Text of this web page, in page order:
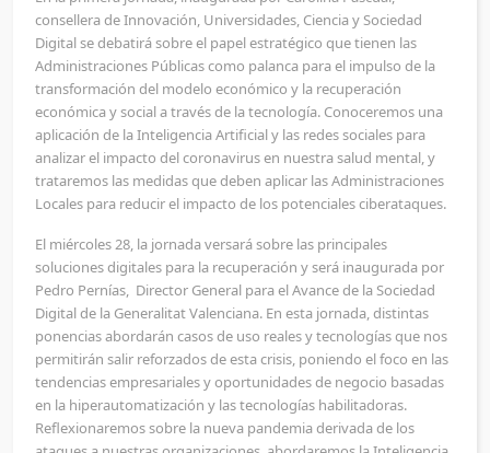
consellera de Innovación, Universidades, Ciencia y Sociedad
Digital se debatirá sobre el papel estratégico que tienen las
Administraciones Públicas como palanca para el impulso de la
transformación del modelo económico y la recuperación
económica y social a través de la tecnología. Conoceremos una
aplicación de la Inteligencia Artificial y las redes sociales para
analizar el impacto del coronavirus en nuestra salud mental, y
trataremos las medidas que deben aplicar las Administraciones
Locales para reducir el impacto de los potenciales ciberataques.
El miércoles 28, la jornada versará sobre las principales
soluciones digitales para la recuperación y será inaugurada por
Pedro Pernías, Director General para el Avance de la Sociedad
Digital de la Generalitat Valenciana. En esta jornada, distintas
ponencias abordarán casos de uso reales y tecnologías que nos
permitirán salir reforzados de esta crisis, poniendo el foco en las
tendencias empresariales y oportunidades de negocio basadas
en la hiperautomatización y las tecnologías habilitadoras.
Reflexionaremos sobre la nueva pandemia derivada de los